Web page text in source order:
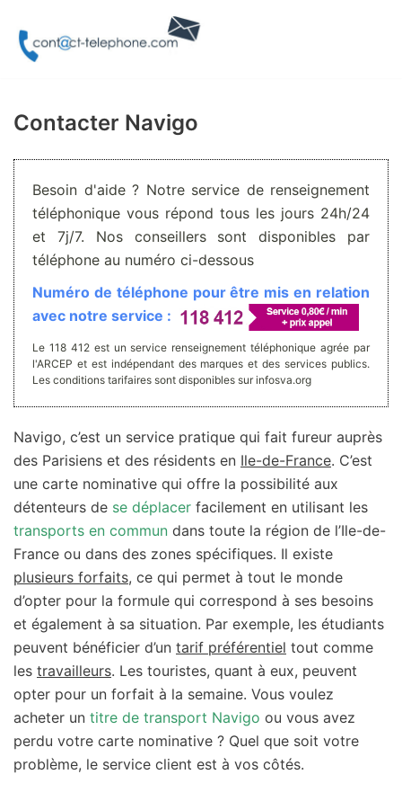
Aller
Contacter Navigo
Besoin d'aide ? Notre service de renseignement
téléphonique vous répond tous les jours 24h/24
et 7j/7. Nos conseillers sont disponibles par
téléphone au numéro ci-dessous
Numéro de téléphone pour être mis en relation
avec notre service :
Le 118 412 est un service renseignement téléphonique agrée par
l'ARCEP et est indépendant des marques et des services publics.
Les conditions tarifaires sont disponibles sur infosva.org
Navigo, c’est un service pratique qui fait fureur auprès
des Parisiens et des résidents en Ile-de-France. C’est
une carte nominative qui offre la possibilité aux
détenteurs de se déplacer facilement en utilisant les
transports en commun dans toute la région de l’Ile-de-
France ou dans des zones spécifiques. Il existe
plusieurs forfaits, ce qui permet à tout le monde
d’opter pour la formule qui correspond à ses besoins
et également à sa situation. Par exemple, les étudiants
peuvent bénéficier d’un tarif préférentiel tout comme
les travailleurs. Les touristes, quant à eux, peuvent
opter pour un forfait à la semaine. Vous voulez
acheter un titre de transport Navigo ou vous avez
perdu votre carte nominative ? Quel que soit votre
problème, le service client est à vos côtés.